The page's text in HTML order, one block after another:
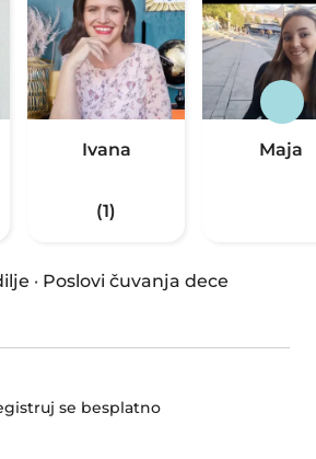
Ivana
(1)
Maja
· Poslovi čuvanja dece
se besplatno